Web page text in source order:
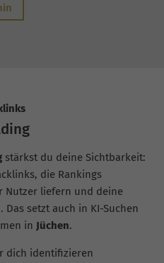
stärkst du deine Sichtbarkeit:
die Rankings
Nutzer liefern und deine
setzt auch in KI-Suchen
in Jüchen.
dich identifizieren